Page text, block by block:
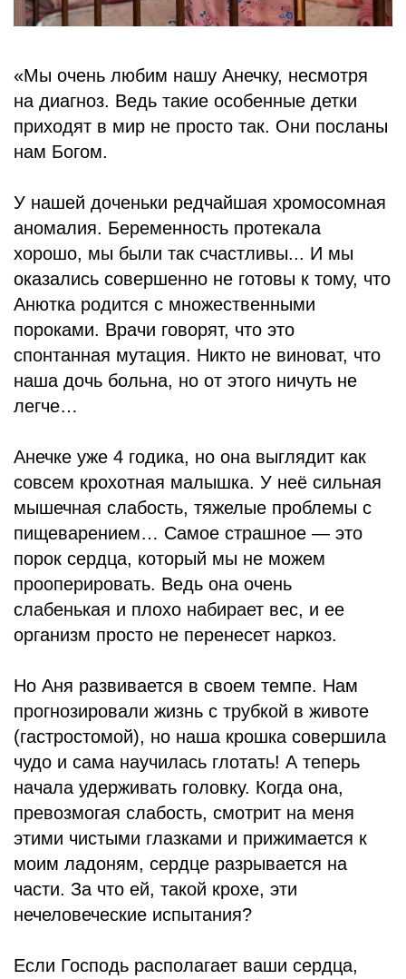
«Мы очень любим нашу Анечку, несмотря
на диагноз. Ведь такие особенные детки
приходят в мир не просто так. Они посланы
нам Богом.
У нашей доченьки редчайшая хромосомная
аномалия. Беременность протекала
хорошо, мы были так счастливы... И мы
оказались совершенно не готовы к тому, что
Анютка родится с множественными
пороками. Врачи говорят, что это
спонтанная мутация. Никто не виноват, что
наша дочь больна, но от этого ничуть не
легче…
Анечке уже 4 годика, но она выглядит как
совсем крохотная малышка. У неё сильная
мышечная слабость, тяжелые проблемы с
пищеварением… Самое страшное — это
порок сердца, который мы не можем
прооперировать. Ведь она очень
слабенькая и плохо набирает вес, и ее
организм просто не перенесет наркоз.
Но Аня развивается в своем темпе. Нам
прогнозировали жизнь с трубкой в животе
(гастростомой), но наша крошка совершила
чудо и сама научилась глотать! А теперь
начала удерживать головку. Когда она,
превозмогая слабость, смотрит на меня
этими чистыми глазками и прижимается к
моим ладоням, сердце разрывается на
части. За что ей, такой крохе, эти
нечеловеческие испытания?
Если Господь располагает ваши сердца,